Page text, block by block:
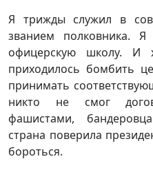
Я трижды служил в
званием полковника.
офицерскую школу. И
приходилось бомбить
принимать
никто не смог
фашистами,
страна поверила
бороться.